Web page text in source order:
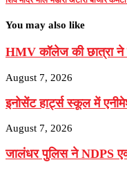
You may also like
HMV कॉलेज की छात्रा ने
August 7, 2026
इनोसेंट हार्ट्स स्कूल में
August 7, 2026
जालंधर पुलिस ने NDPS